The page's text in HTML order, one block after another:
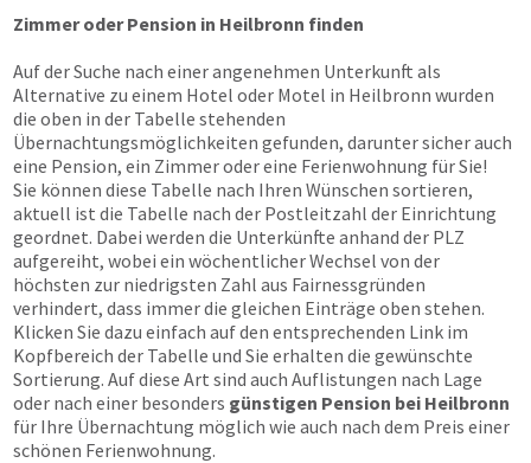
Zimmer oder Pension in Heilbronn finden
Auf der Suche nach einer angenehmen Unterkunft als
Alternative zu einem Hotel oder Motel in Heilbronn wurden
die oben in der Tabelle stehenden
Übernachtungsmöglichkeiten gefunden, darunter sicher auch
eine Pension, ein Zimmer oder eine Ferienwohnung für Sie!
Sie können diese Tabelle nach Ihren Wünschen sortieren,
aktuell ist die Tabelle nach der Postleitzahl der Einrichtung
geordnet. Dabei werden die Unterkünfte anhand der PLZ
aufgereiht, wobei ein wöchentlicher Wechsel von der
höchsten zur niedrigsten Zahl aus Fairnessgründen
verhindert, dass immer die gleichen Einträge oben stehen.
Klicken Sie dazu einfach auf den entsprechenden Link im
Kopfbereich der Tabelle und Sie erhalten die gewünschte
Sortierung. Auf diese Art sind auch Auflistungen nach Lage
oder nach einer besonders günstigen Pension bei Heilbronn
für Ihre Übernachtung möglich wie auch nach dem Preis einer
schönen Ferienwohnung.